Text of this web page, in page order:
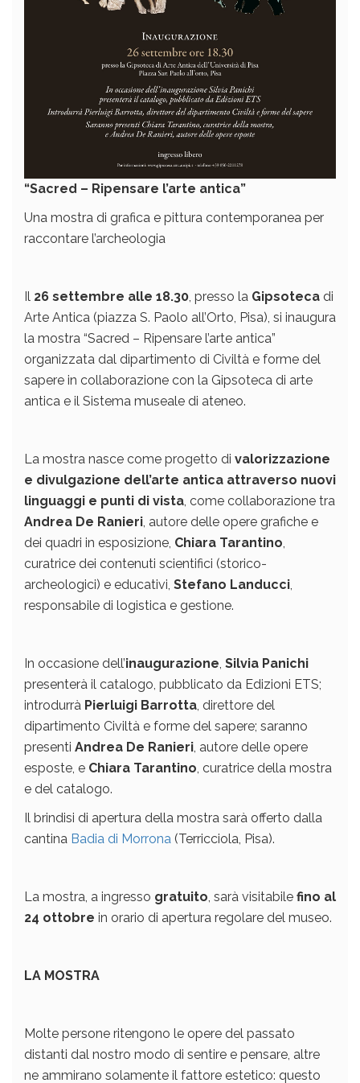
“Sacred – Ripensare l’arte antica”
Una mostra di grafica e pittura contemporanea per
raccontare l’archeologia
Il 26 settembre alle 18.30 , presso la Gipsoteca di
Arte Antica (piazza S. Paolo all’Orto, Pisa), si inaugura
la mostra “Sacred – Ripensare l’arte antica”
organizzata dal dipartimento di Civiltà e forme del
sapere in collaborazione con la Gipsoteca di arte
antica e il Sistema museale di ateneo.
La mostra nasce come progetto di valorizzazione
e divulgazione dell’arte antica attraverso nuovi
linguaggi e punti di vista , come collaborazione tra
Andrea De Ranieri , autore delle opere grafiche e
dei quadri in esposizione, Chiara Tarantino
curatrice dei contenuti scientifici (storico-
archeologici) e educativi, Stefano Landucci
responsabile di logistica e gestione.
In occasione dell’inaugurazione Silvia Panichi
presenterà il catalogo, pubblicato da Edizioni ETS;
introdurrà Pierluigi Barrotta , direttore del
dipartimento Civiltà e forme del sapere; saranno
presenti Andrea De Ranieri , autore delle opere
esposte, e Chiara Tarantino , curatrice della mostra
e del catalogo.
Il brindisi di apertura della mostra sarà offerto dalla
cantina Badia di Morrona (Terricciola, Pisa).
La mostra, a ingresso gratuito , sarà visitabile fino al
24 ottobre in orario di apertura regolare del museo.
LA MOSTRA
Molte persone ritengono le opere del passato
distanti dal nostro modo di sentire e pensare, altre
ne ammirano solamente il fattore estetico: questo